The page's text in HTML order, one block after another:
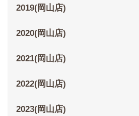
2019(岡山店)
2020(岡山店)
2021(岡山店)
2022(岡山店)
2023(岡山店)